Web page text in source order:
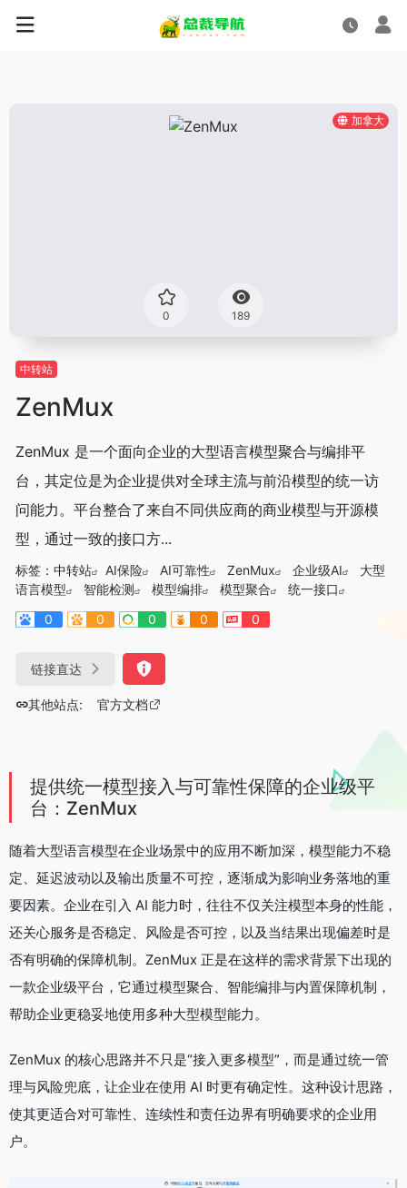
加拿大
0 189
中转站
ZenMux
ZenMux 是一个面向企业的大型语言模型聚合与编排平
台，其定位是为企业提供对全球主流与前沿模型的统一访
问能力。平台整合了来自不同供应商的商业模型与开源模
型，通过一致的接口方...
标签： 中转站 AI保险 AI可靠性 ZenMux 企业级AI
大型
语言模型
智能检测 模型编排 模型聚合
统一接口
0
0 0 0 0
链接直达
其他站点: 官方文档
提供统一模型接入与可靠性保障的企业级平
台：ZenMux
随着大型语言模型在企业场景中的应用不断加深，模型能力不稳
定、延迟波动以及输出质量不可控，逐渐成为影响业务落地的重
要因素。企业在引入 AI 能力时，往往不仅关注模型本身的性能，
还关心服务是否稳定、风险是否可控，以及当结果出现偏差时是
否有明确的保障机制。ZenMux 正是在这样的需求背景下出现的
一款企业级平台，它通过模型聚合、智能编排与内置保障机制，
帮助企业更稳妥地使用多种大型模型能力。
ZenMux 的核心思路并不只是“接入更多模型”，而是通过统一管
理与风险兜底，让企业在使用 AI 时更有确定性。这种设计思路，
使其更适合对可靠性、连续性和责任边界有明确要求的企业用
户。